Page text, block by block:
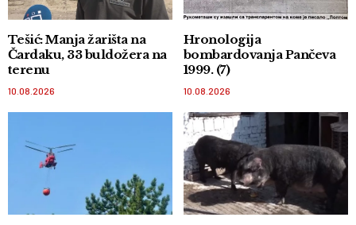
Tešić: Manja žarišta na
Čardaku, 33 buldožera na
terenu
10.08.2026
Hronologija
bombardovanja Pančeva
1999. (7)
10.08.2026